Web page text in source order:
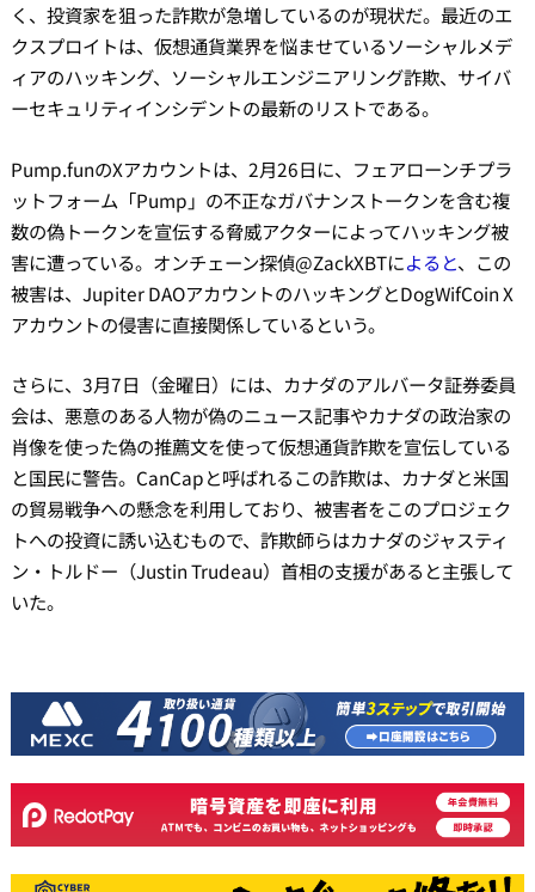
く、投資家を狙った詐欺が急増しているのが現状だ。最近のエ
クスプロイトは、仮想通貨業界を悩ませているソーシャルメデ
ィアのハッキング、ソーシャルエンジニアリング詐欺、サイバ
ーセキュリティインシデントの最新のリストである。
Pump.funのXアカウントは、2月26日に、フェアローンチプラ
ットフォーム「Pump」の不正なガバナンストークンを含む複
数の偽トークンを宣伝する脅威アクターによってハッキング被
害に遭っている。オンチェーン探偵@ZackXBTによると、この
被害は、Jupiter DAOアカウントのハッキングとDogWifCoin X
アカウントの侵害に直接関係しているという。
さらに、3月7日（金曜日）には、カナダのアルバータ証券委員
会は、悪意のある人物が偽のニュース記事やカナダの政治家の
肖像を使った偽の推薦文を使って仮想通貨詐欺を宣伝している
と国民に警告。CanCapと呼ばれるこの詐欺は、カナダと米国
の貿易戦争への懸念を利用しており、被害者をこのプロジェク
トへの投資に誘い込むもので、詐欺師らはカナダのジャスティ
ン・トルドー（Justin Trudeau）首相の支援があると主張して
いた。